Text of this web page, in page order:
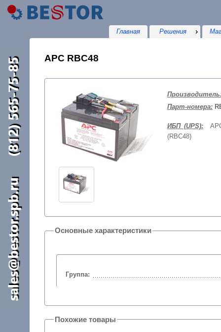
Главная Решения
APC RBC48
Парт-номера:
ИБП (UPS):APC
(RBC48)
Основные характеристики
Группа:
Похожие товары